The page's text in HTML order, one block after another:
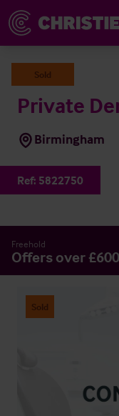
Sold
Private
Birmingham
Ref: 5822750
Freehold
Offers over
Sold